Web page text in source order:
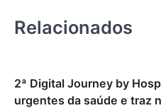
Relacionados
2ª Digital Journey by
urgentes da saúde e traz